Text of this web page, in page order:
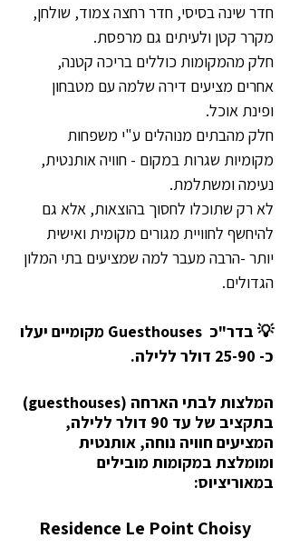
חדר שינה בסיסי, חדר רחצה צמוד, שולחן,
מקרר קטן ולעיתים גם מרפסת.
חלק מהמקומות כוללים בריכה קטנה,
אחרים מציעים דירה שלמה עם מטבחון
ופינת אוכל.
חלק מהבתים מנוהלים ע"י משפחות
מקומיות שגרות במקום - חוויה אותנטית,
נעימה ומשתלמת.
לא רק שתוכלו לחסוך בהוצאות, אלא גם
להיחשף לחוויית מגורים מקומית ואישית
יותר -הרבה מעבר למה שמציעים בתי המלון
הגדולים.
💡 בדר"כ  Guesthouses מקומיים יעלו
כ- 25-90 דולר ללילה.
המלצות לבתי הארחה (guesthouses)
בתקציב של עד 90 דולר ללילה,
המציעים חוויה נוחה, אותנטית
ומומלצת במקומות מובילים
במאוריציוס:
Residence Le Point Choisy